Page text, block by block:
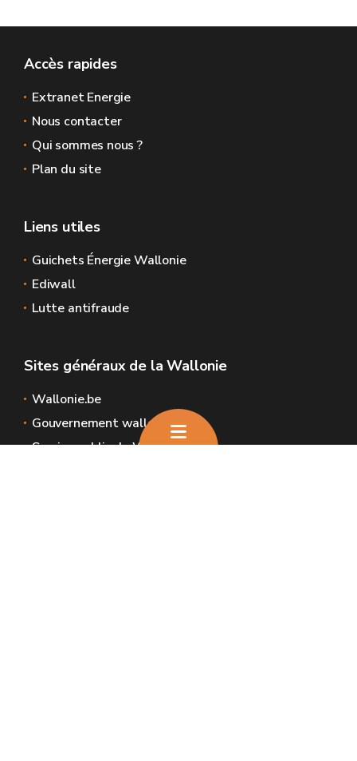
Accès rapides
Extranet Energie
Nous contacter
Qui sommes nous ?
Plan du site
Liens utiles
Guichets Énergie Wallonie
Ediwall
Lutte antifraude
Sites généraux de la Wallonie
Wallonie.be
Gouvernement wallon
Service public de Wallonie